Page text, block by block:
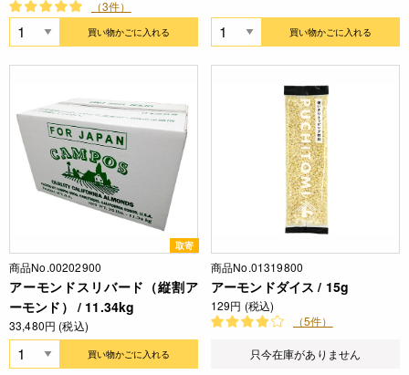
（3件）
買い物かごに入れる 買い物かごに入れる
取寄
商品No.00202900
アーモンドスリバード（縦割ア
ーモンド） / 11.34kg
33,480円 (税込)
買い物かごに入れる
商品No.01319800
アーモンドダイス / 15g
129円 (税込)
（5件）
只今在庫がありません